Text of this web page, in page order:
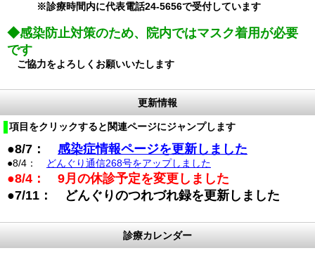
※診療時間内に代表電話24-5656で受付しています
◆感染防止対策のため、院内ではマスク着用が必要
です
ご協力をよろしくお願いいたします
更新情報
項目をクリックすると関連ページにジャンプします
●8/7 ： 感染症情報ページを更新しました
●8/4： どんぐり通信268号をアップしました
●8/4： 9月の休診予定を変更しました
●7/11： どんぐりのつれづれ録を更新しました
診療カレンダー